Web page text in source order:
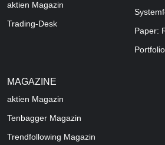
aktien Magazin
Trading-Desk
Paper:
MAGAZINE
aktien Magazin
Tenbagger Magazin
Trendfollowing Magazin